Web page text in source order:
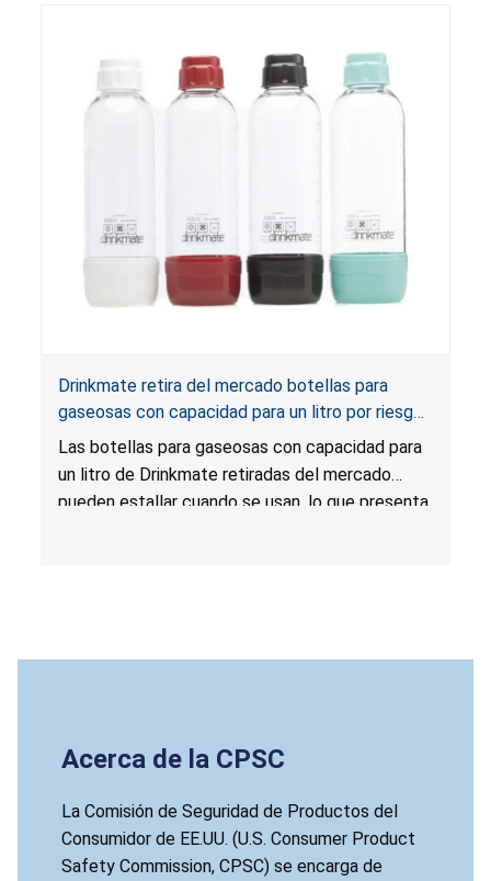
Drinkmate retira del mercado botellas para
gaseosas con capacidad para un litro por riesgos
de impacto grave y laceración
Las botellas para gaseosas con capacidad para
un litro de Drinkmate retiradas del mercado
pueden estallar cuando se usan, lo que presenta
Acerca de la CPSC
La Comisión de Seguridad de Productos del
Consumidor de EE.UU. (U.S. Consumer Product
Safety Commission, CPSC) se encarga de